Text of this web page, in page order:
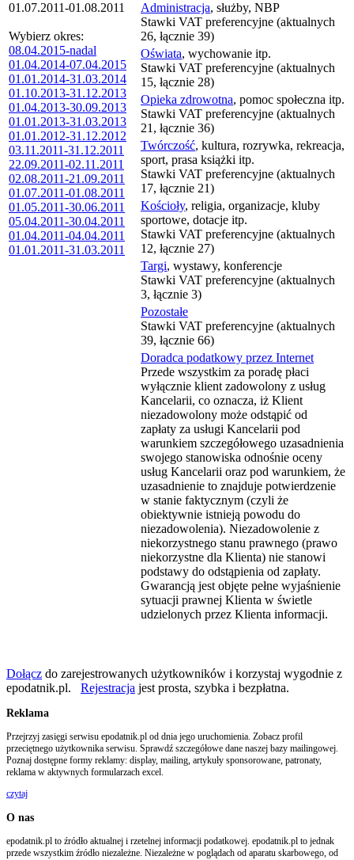
01.07.2011-01.08.2011
Wybierz okres:
08.04.2015-nadal
01.04.2014-07.04.2015
01.01.2014-31.03.2014
01.10.2013-31.12.2013
01.04.2013-30.09.2013
01.01.2013-31.03.2013
01.01.2012-31.12.2012
03.11.2011-31.12.2011
22.09.2011-02.11.2011
02.08.2011-21.09.2011
01.07.2011-01.08.2011
01.05.2011-30.06.2011
05.04.2011-30.04.2011
01.04.2011-04.04.2011
01.01.2011-31.03.2011
Administracja, służby, NBP
Stawki VAT preferencyjne (aktualnych
26, łącznie 39)
Oświata, wychowanie itp.
Stawki VAT preferencyjne (aktualnych
15, łącznie 28)
Opieka zdrowotna, pomoc społeczna itp.
Stawki VAT preferencyjne (aktualnych
21, łącznie 36)
Twórczość, kultura, rozrywka, rekreacja,
sport, prasa książki itp.
Stawki VAT preferencyjne (aktualnych
17, łącznie 21)
Kościoły, religia, organizacje, kluby
sportowe, dotacje itp.
Stawki VAT preferencyjne (aktualnych
12, łącznie 27)
Targi, wystawy, konferencje
Stawki VAT preferencyjne (aktualnych
3, łącznie 3)
Pozostałe
Stawki VAT preferencyjne (aktualnych
39, łącznie 66)
Doradca podatkowy przez Internet
Przede wszystkim za poradę płaci
wyłącznie klient zadowolony z usług
Kancelarii, co oznacza, iż Klient
niezadowolony może odstąpić od
zapłaty za usługi Kancelarii pod
warunkiem szczegółowego uzasadnienia
swojego stanowiska odnośnie oceny
usług Kancelarii oraz pod warunkiem, że
uzasadnienie to znajduje potwierdzenie
w stanie faktycznym (czyli że
obiektywnie istnieją powodu do
niezadowolenia). Niezadowolenie z
niekorzystnego stanu prawnego (prawo
niekorzystne dla Klienta) nie stanowi
podstawy do odstąpienia od zapłaty.
Gwarancją jest objęte pełne wyjaśnienie
sytuacji prawnej Klienta w świetle
udzielonych przez Klienta informacji.
Dołącz do zarejestrowanych użytkowników i korzystaj wygodnie z
epodatnik.pl. Rejestracja jest prosta, szybka i bezpłatna.
Reklama
Przejrzyj zasięgi serwisu epodatnik.pl od dnia jego uruchomienia. Zobacz profil
przeciętnego użytkownika serwisu. Sprawdź szczegółowe dane naszej bazy mailingowej.
Poznaj dostępne formy reklamy: display, mailing, artykuły sponsorowane, patronaty,
reklama w aktywnych formularzach excel.
czytaj
O nas
epodatnik.pl to źródło aktualnej i rzetelnej informacji podatkowej. epodatnik.pl to jednak
przede wszystkim źródło niezależne. Niezależne w poglądach od aparatu skarbowego, od